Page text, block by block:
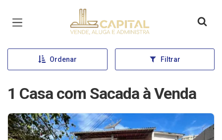
Página inicial
Ordenar Filtrar
1 Casa com Sacada à Venda